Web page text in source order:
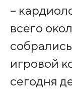
–
всего
игровой
сегодня